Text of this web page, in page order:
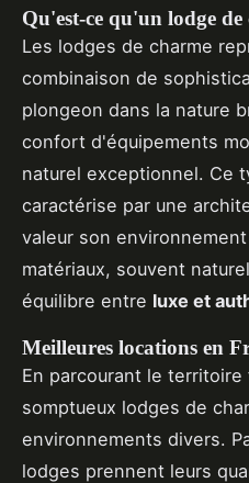
Qu'est-ce qu'un lodge de
Les lodges de charme
combinaison de
plongeon dans la nature
confort d'équipements
naturel exceptionnel. Ce
caractérise par une
valeur son
matériaux, souvent
équilibre entre luxe et
Meilleures locations en
En parcourant le
somptueux lodges de
environnements divers.
lodges prennent leurs